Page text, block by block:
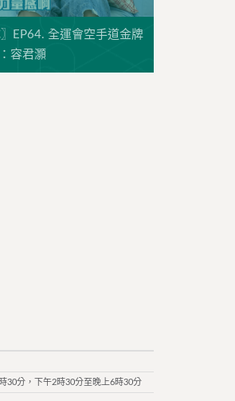
EP64. 全運會空手道金牌
容君灝
30分，下午2時30分至晚上6時30分